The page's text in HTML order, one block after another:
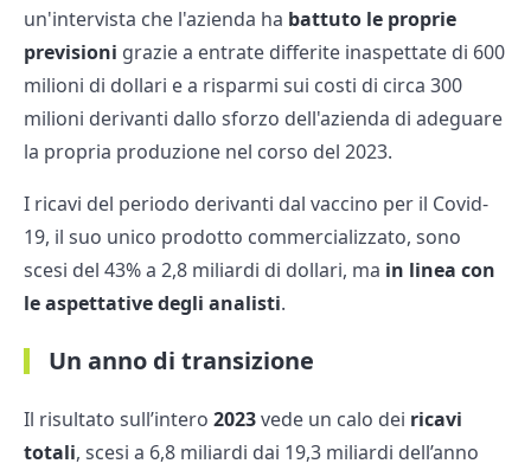
un'intervista che l'azienda ha battuto le proprie
previsioni grazie a entrate differite inaspettate di 600
milioni di dollari e a risparmi sui costi di circa 300
milioni derivanti dallo sforzo dell'azienda di adeguare
la propria produzione nel corso del 2023.
I ricavi del periodo derivanti dal vaccino per il Covid-
19, il suo unico prodotto commercializzato, sono
scesi del 43% a 2,8 miliardi di dollari, ma in linea con
le aspettative degli analisti.
Un anno di transizione
Il risultato sull’intero 2023vede un calo dei ricavi
totali, scesi a 6,8 miliardi dai 19,3 miliardi dell’anno